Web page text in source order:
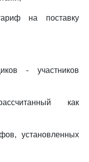
на поставку
- участников
как
установленных